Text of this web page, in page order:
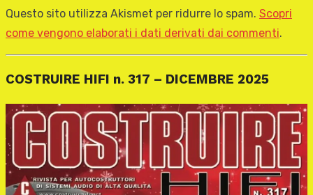
Questo sito utilizza Akismet per ridurre lo spam. Scopri
come vengono elaborati i dati derivati dai commenti.
COSTRUIRE HIFI n. 317 – DICEMBRE 2025